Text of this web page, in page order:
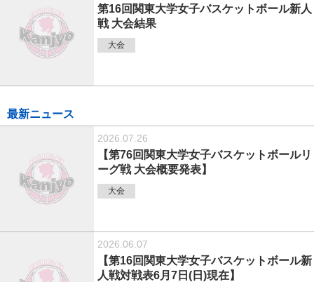
第16回関東大学女子バスケットボール新人
戦 大会結果
大会
最新ニュース
2026.07.26
【第76回関東大学女子バスケットボールリ
ーグ戦 大会概要発表】
大会
2026.06.07
【第16回関東大学女子バスケットボール新
人戦対戦表6月7日(日)現在】